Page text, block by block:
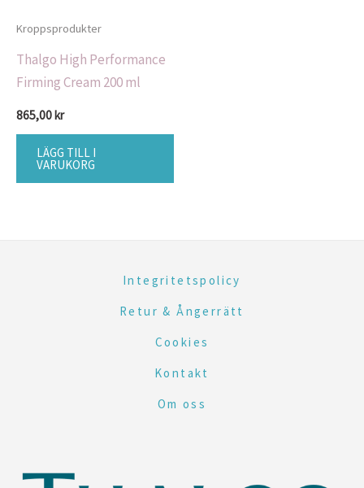
Kroppsprodukter
Thalgo High Performance
Firming Cream 200 ml
865,00kr
LÄGG TILL I
VARUKORG
Integritetspolicy
Retur & Ångerrätt
Cookies
Kontakt
Om oss